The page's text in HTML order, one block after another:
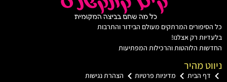
המרתקים מעולם הבידור והתרבות
רק אצלנו!
הלוהטות והרכילות המפתיעות
מהיר
הבית מדיניות פרטיות הצהרת נגישות